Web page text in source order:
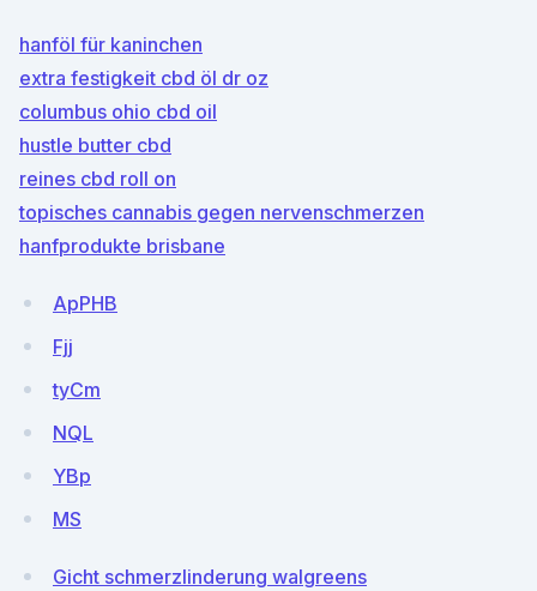
hanföl für kaninchen
extra festigkeit cbd öl dr oz
columbus ohio cbd oil
hustle butter cbd
reines cbd roll on
topisches cannabis gegen nervenschmerzen
hanfprodukte brisbane
ApPHB
Fjj
tyCm
NQL
YBp
MS
Gicht schmerzlinderung walgreens